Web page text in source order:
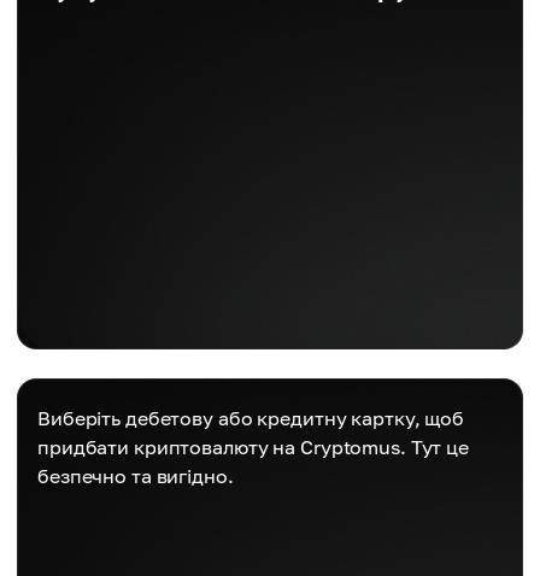
Виберіть дебетову або кредитну картку, щоб
придбати криптовалюту на Cryptomus. Тут це
безпечно та вигідно.